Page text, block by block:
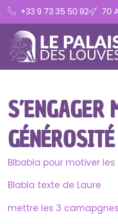
+33 9 73 35 50 92 70
Blbabla pour motiver
Blabla texte de Laure
mettre les 3